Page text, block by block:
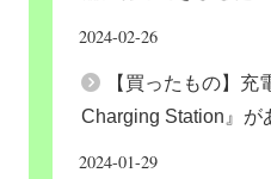
2024-02-26
【買ったもの】
Charging Station』が
2024-01-29